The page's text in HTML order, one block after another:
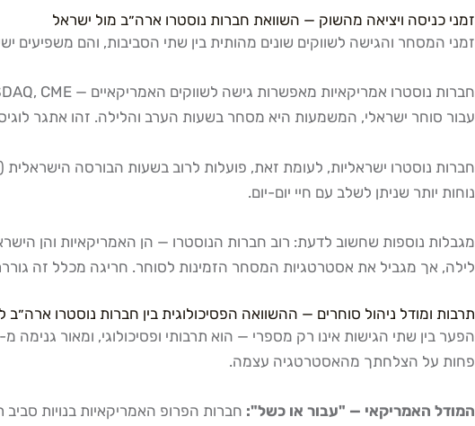
זמני כניסה ויציאה מהשוק — השוואת חברות נוסטרו ארה״ב מול ישראל
זמני המסחר והגישה לשווקים שונים מהותית בין שתי הסביבות, והם משפיעים
עבור סוחר ישראלי, המשמעות היא מסחר בשעות הערב והלילה. זהו אתגר
נוחות יותר שניתן לשלב עם חיי יום-יום.
מגבלות נוספות שחשוב לדעת: רוב חברות הנוסטרו — הן האמריקאיות והן
לילה, אך מגביל את אסטרטגיות המסחר הזמינות לסוחר. חריגה מכלל זה
תרבות ומודל ניהול סוחרים — ההשוואה הפסיכולוגית בין חברות נוסטרו ארה״ב
פחות על הצלחתך מהאסטרטגיה עצמה.
המודל האמריקאי — "עבור או כשל":